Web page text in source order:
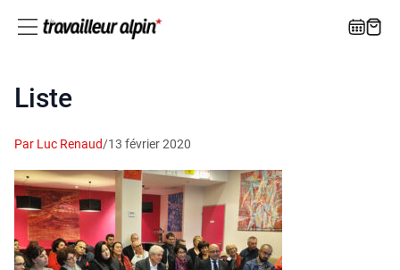
Liste
Par Luc Renaud/13 février 2020